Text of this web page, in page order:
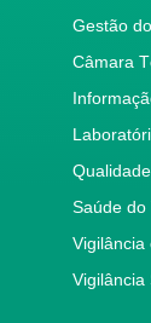
Gestão
Câmara
Saúde do
Vigilância
Vigilância